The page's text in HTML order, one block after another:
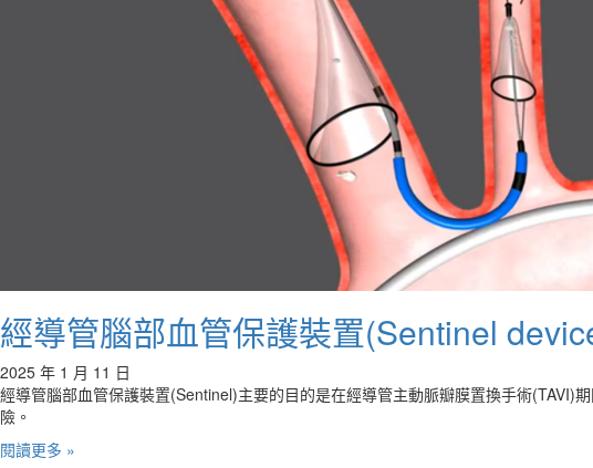
經導管腦部血管保護裝置(Sentinel
2025 年 1 月 11 日
經導管腦部血管保護裝置(Sentinel)主要的目的是在經導管主動脈瓣膜置換手術
險。
閱讀更多 »